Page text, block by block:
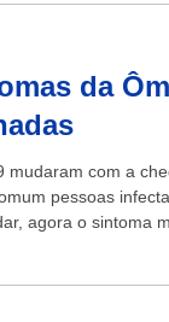
da
mudaram com a
pessoas
agora o sintoma